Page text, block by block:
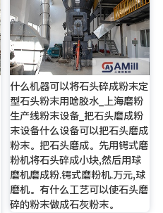
什么机器可以将石头碎成粉末定
型石头粉末用啥胶水_上海磨粉
生产线粉末设备_把石头磨成粉
末设备什么设备可以把石头磨成
粉末。把石头磨成。先用锷式磨
粉机将石头碎成小块,然后用球
磨机磨成粉.锷式磨粉机.万元,球
磨机。有什么工艺可以使石头磨
碎的粉末做成石灰粉末。